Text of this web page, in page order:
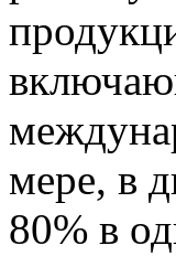
мере, в
80% в